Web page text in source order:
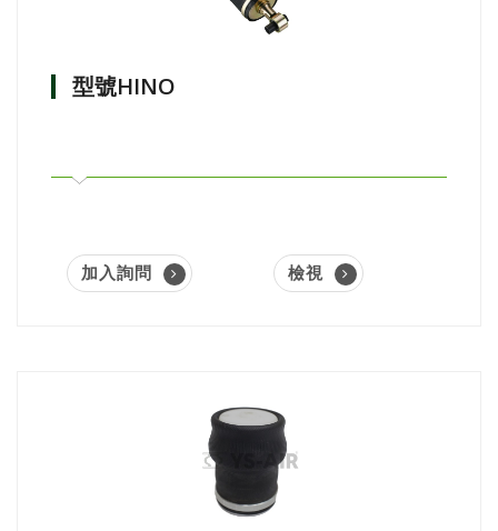
型號HINO
加入詢問 檢視